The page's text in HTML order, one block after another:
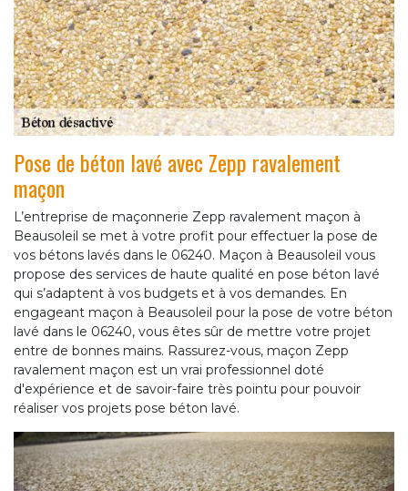
Pose de béton lavé avec Zepp ravalement
maçon
L’entreprise de maçonnerie Zepp ravalement maçon à
Beausoleil se met à votre profit pour effectuer la pose de
vos bétons lavés dans le 06240. Maçon à Beausoleil vous
propose des services de haute qualité en pose béton lavé
qui s’adaptent à vos budgets et à vos demandes. En
engageant maçon à Beausoleil pour la pose de votre béton
lavé dans le 06240, vous êtes sûr de mettre votre projet
entre de bonnes mains. Rassurez-vous, maçon Zepp
ravalement maçon est un vrai professionnel doté
d'expérience et de savoir-faire très pointu pour pouvoir
réaliser vos projets pose béton lavé.